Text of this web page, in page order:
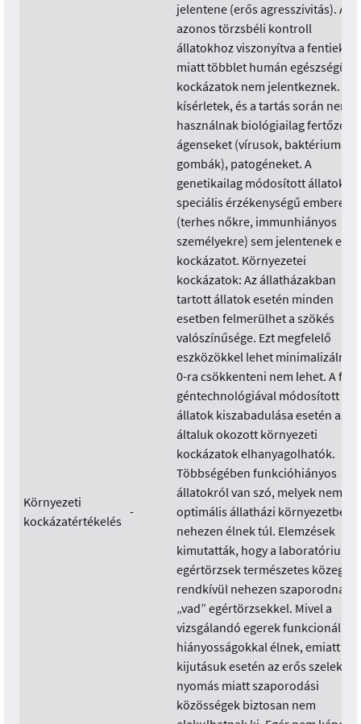
Környezeti
kockázatértékelés
-
jelentene (erős agresszivitás). Az
azonos törzsbéli kontroll
állatokhoz viszonyítva a fentiek
miatt többlet humán egészségügyi
kockázatok nem jelentkeznek. A
kísérletek, és a tartás során nem
használnak biológiailag fertőző
ágenseket (vírusok, baktériumok,
gombák), patogéneket. A
genetikailag módosított állatok
speciális érzékenységű
(terhes nőkre, immunhiányos
személyekre) sem jelentenek
kockázatot. Környezetei
kockázatok: Az állatházakban
tartott állatok esetén minden
esetben felmerülhet a szökés
valószínűsége. Ezt megfelelő
eszközökkel lehet minimalizálni,
0-ra csökkenteni nem lehet. A
géntechnológiával módosított
állatok kiszabadulása esetén az
általuk okozott környezeti
kockázatok elhanyagolhatók.
Többségében funkcióhiányos
állatokról van szó, melyek nem
optimális állatházi környezetben
nehezen élnek túl. Elemzések
kimutatták, hogy a laboratóriumi
egértörzsek természetes
rendkívül nehezen szaporodnak
„vad” egértörzsekkel. Mivel a
vizsgálandó egerek funkcionális
hiányosságokkal élnek, emiatt
kijutásuk esetén az erős
nyomás miatt szaporodási
közösségek biztosan nem